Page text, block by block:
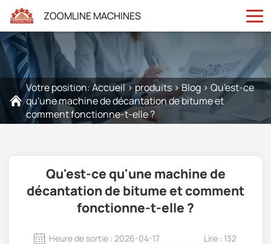
ZOOMLINE MACHINES
Votre position:Accueil> produits>Blog > Qu'est-ce
qu'une machine de décantation de bitume et
comment fonctionne-t-elle ?
Qu'est-ce qu'une machine de
décantation de bitume et comment
fonctionne-t-elle ?
Heure de sortie : 2026-04-17
Lire : 132